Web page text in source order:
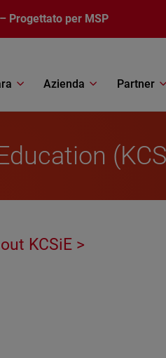
– Progettato per MSP
Azienda Partner
KCSiE >